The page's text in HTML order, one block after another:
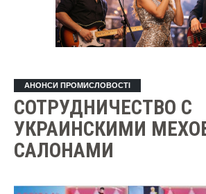
АНОНСИ ПРОМИСЛОВОСТІ
СОТРУДНИЧЕСТВО С
УКРАИНСКИМИ
САЛОНАМИ